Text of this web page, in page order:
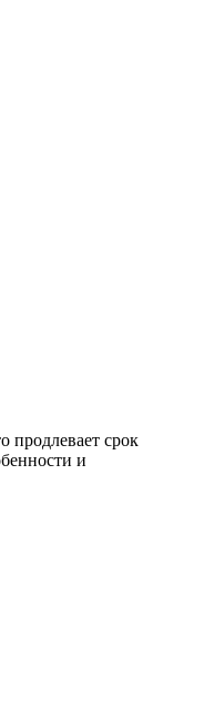
продлевает срок
и